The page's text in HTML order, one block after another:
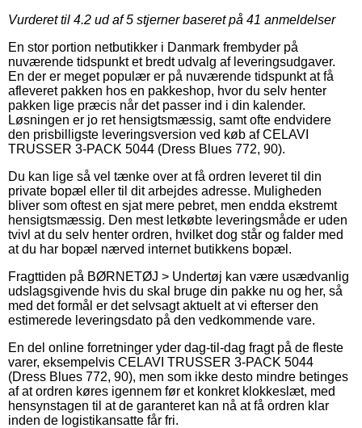
Vurderet til 4.2 ud af 5 stjerner baseret på 41 anmeldelser
En stor portion netbutikker i Danmark frembyder på
nuværende tidspunkt et bredt udvalg af leveringsudgaver.
En der er meget populær er på nuværende tidspunkt at få
afleveret pakken hos en pakkeshop, hvor du selv henter
pakken lige præcis når det passer ind i din kalender.
Løsningen er jo ret hensigtsmæssig, samt ofte endvidere
den prisbilligste leveringsversion ved køb af CELAVI
TRUSSER 3-PACK 5044 (Dress Blues 772, 90).
Du kan lige så vel tænke over at få ordren leveret til din
private bopæl eller til dit arbejdes adresse. Muligheden
bliver som oftest en sjat mere pebret, men endda ekstremt
hensigtsmæssig. Den mest letkøbte leveringsmåde er uden
tvivl at du selv henter ordren, hvilket dog står og falder med
at du har bopæl nærved internet butikkens bopæl.
Fragttiden på BØRNETØJ > Undertøj kan være usædvanlig
udslagsgivende hvis du skal bruge din pakke nu og her, så
med det formål er det selvsagt aktuelt at vi efterser den
estimerede leveringsdato på den vedkommende vare.
En del online forretninger yder dag-til-dag fragt på de fleste
varer, eksempelvis CELAVI TRUSSER 3-PACK 5044
(Dress Blues 772, 90), men som ikke desto mindre betinges
af at ordren køres igennem før et konkret klokkeslæt, med
hensynstagen til at de garanteret kan nå at få ordren klar
inden de logistikansatte får fri.